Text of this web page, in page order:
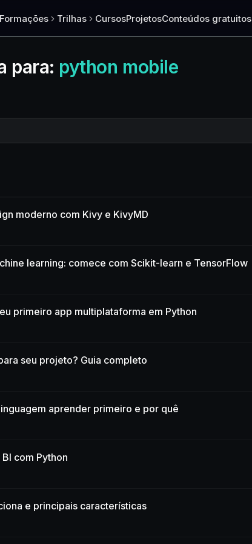
Formações Trilhas CursosProjetosConteúdos gratuitos
para: python mobile
moderno com Kivy e KivyMD
learning: comece com Scikit-learn e TensorFlow
primeiro app multiplataforma em Python
seu projeto? Guia completo
aprender primeiro e por quê
com Python
e principais características